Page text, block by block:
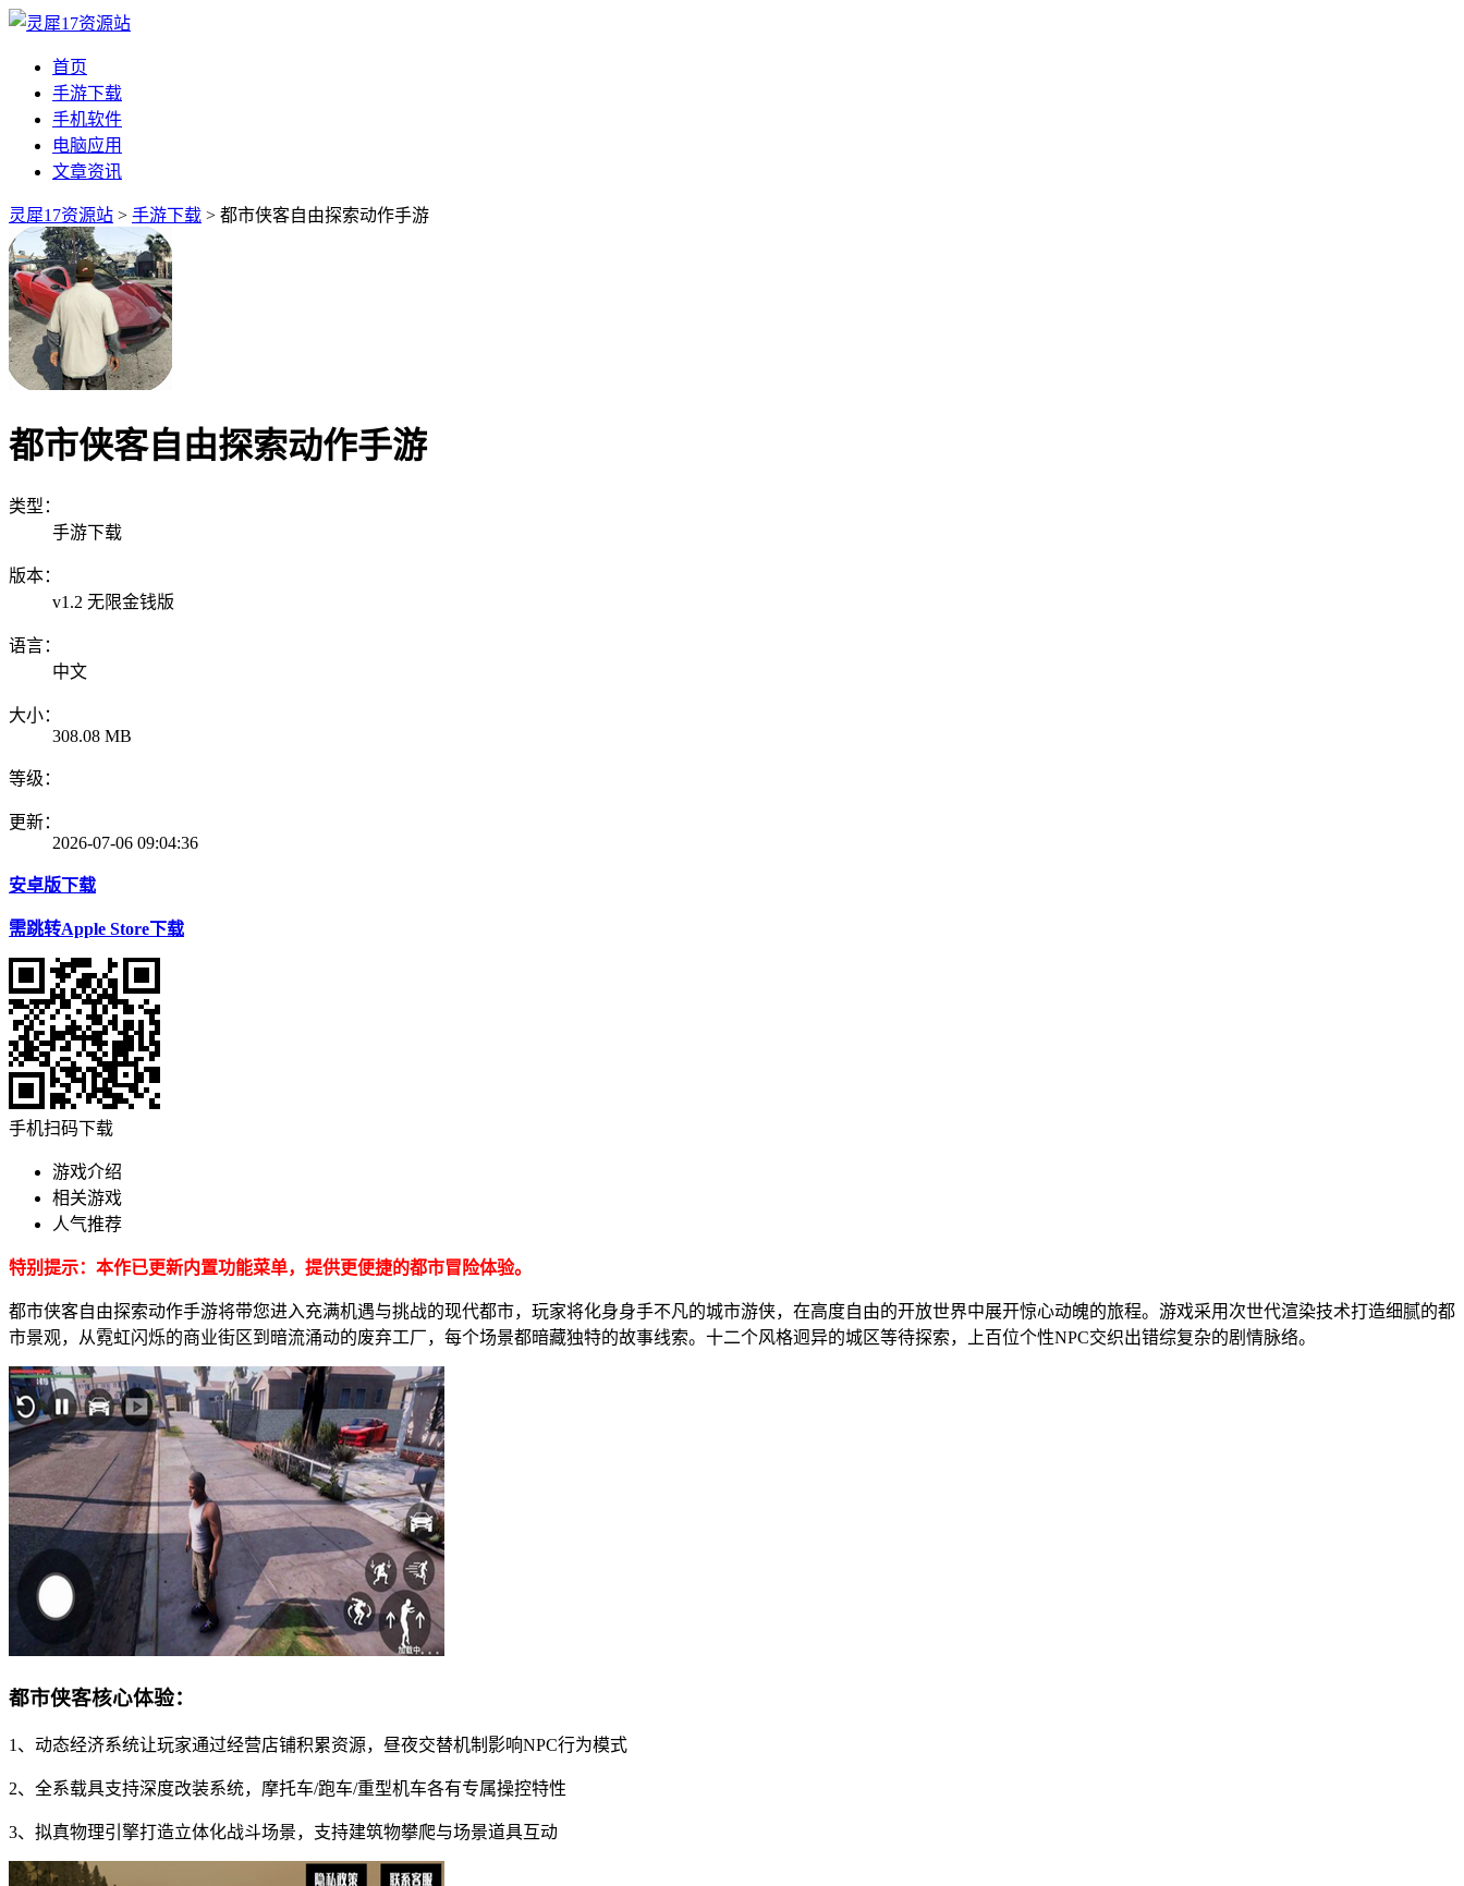
首页
手游下载
手机软件
电脑应用
文章资讯
灵犀17资源站 > 手游下载 > 都市侠客自由探索动作手游
都市侠客自由探索动作手游
类型：
手游下载
版本：
v1.2 无限金钱版
语言：
中文
大小：
308.08 MB
等级：
更新：
2026-07-06 09:04:36
安卓版下载
需跳转Apple Store下载
手机扫码下载
游戏介绍
相关游戏
人气推荐
特别提示：本作已更新内置功能菜单，提供更便捷的都市冒险体验。
都市侠客自由探索动作手游将带您进入充满机遇与挑战的现代都市，玩家将化身身手不凡的城市游侠，在高度自由的开放世界中展开惊心动魄的旅程。游戏采用次世代渲染技术打造细腻的都
市景观，从霓虹闪烁的商业街区到暗流涌动的废弃工厂，每个场景都暗藏独特的故事线索。十二个风格迥异的城区等待探索，上百位个性NPC交织出错综复杂的剧情脉络。
都市侠客核心体验：
1、动态经济系统让玩家通过经营店铺积累资源，昼夜交替机制影响NPC行为模式
2、全系载具支持深度改装系统，摩托车/跑车/重型机车各有专属操控特性
3、拟真物理引擎打造立体化战斗场景，支持建筑物攀爬与场景道具互动